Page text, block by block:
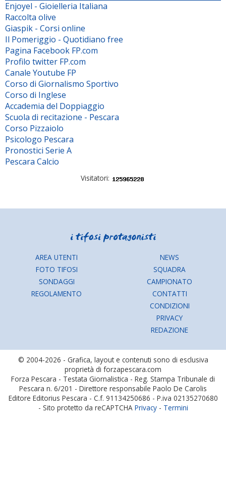
Enjoyel - Gioielleria Italiana
Raccolta olive
Giaspik - Corsi online
Il Pomeriggio - Quotidiano free
Pagina Facebook FP.com
Profilo twitter FP.com
Canale Youtube FP
Corso di Giornalismo Sportivo
Corso di Inglese
Accademia del Doppiaggio
Scuola di recitazione - Pescara
Corso Pizzaiolo
Psicologo Pescara
Pronostici Serie A
Pescara Calcio
Visitatori:
AREA UTENTI
FOTO TIFOSI
SONDAGGI
REGOLAMENTO
NEWS
SQUADRA
CAMPIONATO
CONTATTI
CONDIZIONI
PRIVACY
REDAZIONE
© 2004-2026 - Grafica, layout e contenuti sono di esclusiva
proprietà di forzapescara.com
Forza Pescara - Testata Giornalistica - Reg. Stampa Tribunale di
Pescara n. 6/201 - Direttore responsabile Paolo De Carolis
Editore Editorius Pescara - C.f. 91134250686 - P.iva 02135270680
- Sito protetto da reCAPTCHA Privacy- Termini